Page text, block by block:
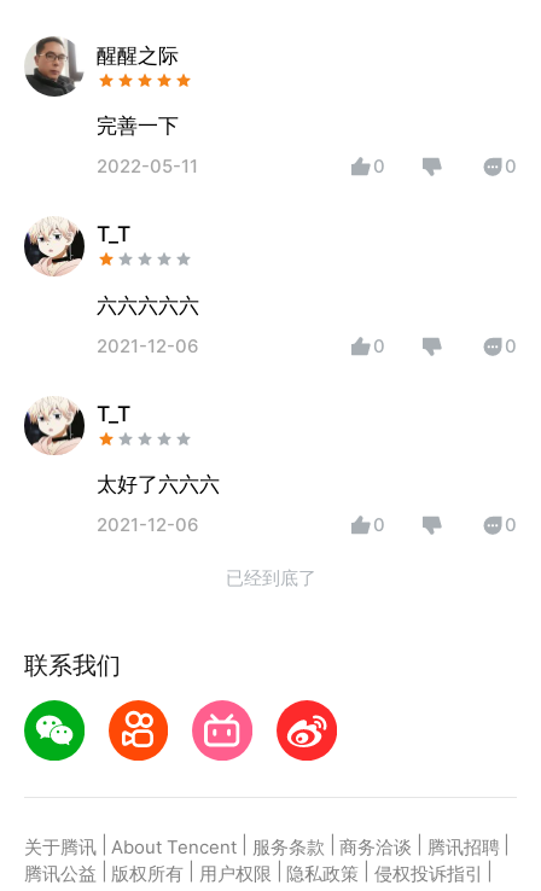
醒醒之际
完善一下
2022-05-11 0 0
T_T
六六六六六
2021-12-06 0 0
T_T
太好了六六六
2021-12-06 0 0
已经到底了
联系我们
关于腾讯 About Tencent 服务条款 商务洽谈 腾讯招聘
腾讯公益
版权所有 用户权限 隐私政策 侵权投诉指引